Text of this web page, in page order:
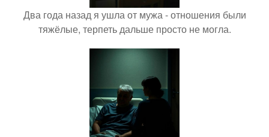
Два года назад я ушла от мужа - отношения были
тяжёлые, терпеть дальше просто не могла.